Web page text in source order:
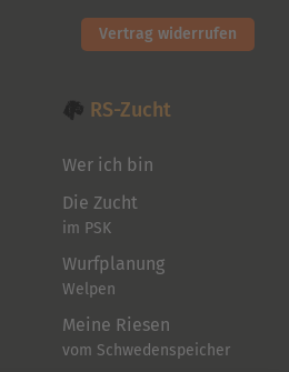
Vertrag widerrufen
RS-Zucht
Wer ich bin
Die Zucht
im PSK
Wurfplanung
Welpen
Meine Riesen
vom Schwedenspeicher